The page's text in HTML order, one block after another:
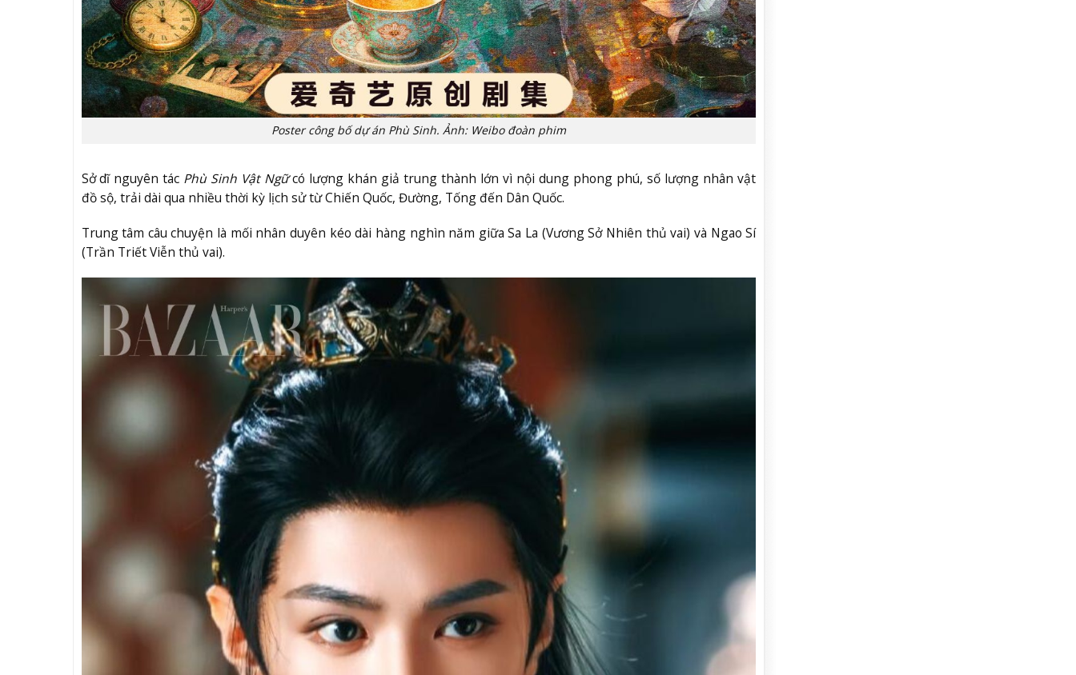
Poster công bố dự án Phù Sinh. Ảnh: Weibo đoàn phim
Sở dĩ nguyên tác Phù Sinh Vật Ngữcó lượng khán giả trung thành lớn vì nội dung phong phú, số lượng nhân vật
đồ sộ, trải dài qua nhiều thời kỳ lịch sử từ Chiến Quốc, Đường, Tống đến Dân Quốc.
Trung tâm câu chuyện là mối nhân duyên kéo dài hàng nghìn năm giữa Sa La (Vương Sở Nhiên thủ vai) và Ngao Sí
(Trần Triết Viễn thủ vai).